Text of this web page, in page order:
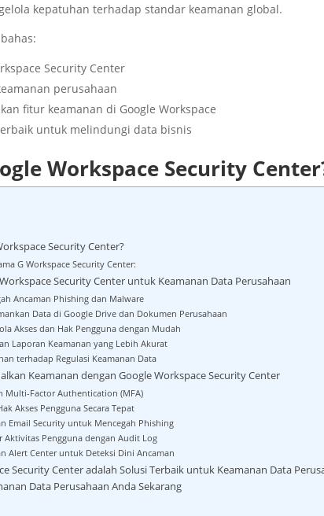
kepatuhan terhadap standar keamanan global.
Security Center
perusahaan
fitur keamanan di Google Workspace
untuk melindungi data bisnis
Workspace Security
Security Center?
G Workspace Security Center:
Security Center untuk Keamanan Data Perusahaan
Ancaman Phishing dan Malware
Data di Google Drive dan Dokumen Perusahaan
Akses dan Hak Pengguna dengan Mudah
Laporan Keamanan yang Lebih Akurat
terhadap Regulasi Keamanan Data
Keamanan dengan Google Workspace Security Center
Multi-Factor Authentication (MFA)
Akses Pengguna Secara Tepat
Email Security untuk Mencegah Phishing
Aktivitas Pengguna dengan Audit Log
Alert Center untuk Deteksi Dini Ancaman
Security Center adalah Solusi Terbaik untuk Keamanan Data
Data Perusahaan Anda Sekarang